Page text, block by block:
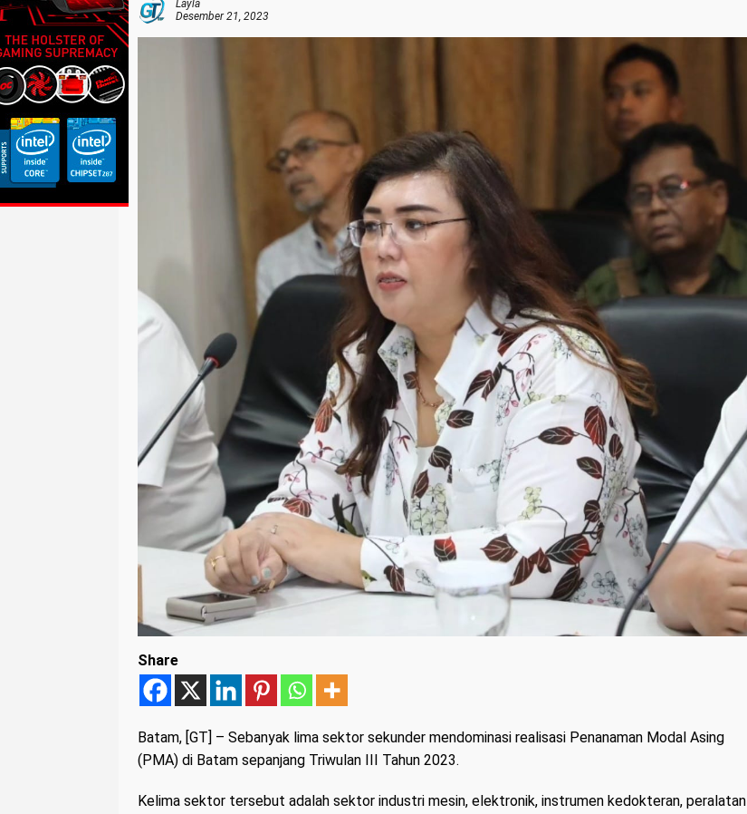
Layla
Desember 21, 2023
Share
Batam, [GT] – Sebanyak lima sektor sekunder mendominasi realisasi Penanaman Modal Asing
(PMA) di Batam sepanjang Triwulan III Tahun 2023.
Kelima sektor tersebut adalah sektor industri mesin, elektronik, instrumen kedokteran, peralatan